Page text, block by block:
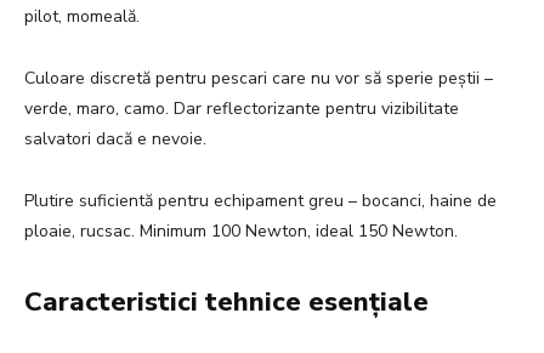
pilot, momeală.
Culoare discretă pentru pescari care nu vor să sperie peștii –
verde, maro, camo. Dar reflectorizante pentru vizibilitate
salvatori dacă e nevoie.
Plutire suficientă pentru echipament greu – bocanci, haine de
ploaie, rucsac. Minimum 100 Newton, ideal 150 Newton.
Caracteristici tehnice esențiale